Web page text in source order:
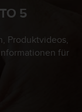
5
Produktvideos,
für